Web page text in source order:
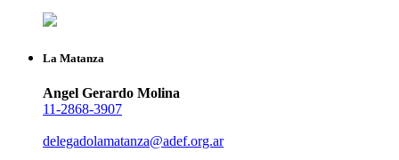
La Matanza
Angel Gerardo Molina
11-2868-3907
delegadolamatanza@adef.org.ar